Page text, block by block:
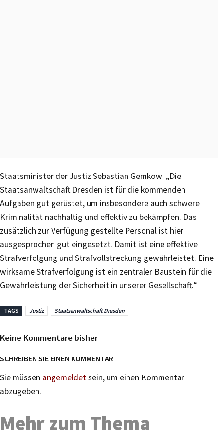
Staatsminister der Justiz Sebastian Gemkow: „Die
Staatsanwaltschaft Dresden ist für die kommenden
Aufgaben gut gerüstet, um insbesondere auch schwere
Kriminalität nachhaltig und effektiv zu bekämpfen. Das
zusätzlich zur Verfügung gestellte Personal ist hier
ausgesprochen gut eingesetzt. Damit ist eine effektive
Strafverfolgung und Strafvollstreckung gewährleistet. Eine
wirksame Strafverfolgung ist ein zentraler Baustein für die
Gewährleistung der Sicherheit in unserer Gesellschaft.“
TAGS Justiz Staatsanwaltschaft Dresden
Keine Kommentare bisher
SCHREIBEN SIE EINEN KOMMENTAR
Sie müssen angemeldetsein, um einen Kommentar
abzugeben.
Mehr zum Thema